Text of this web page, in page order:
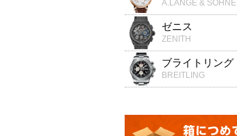
A.LANGE & SOHNE
ゼニス
ZENITH
ブライトリング
BREITLING